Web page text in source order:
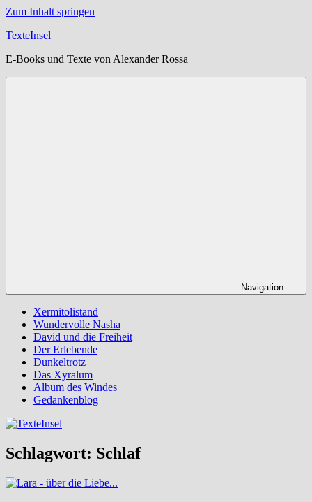
Zum Inhalt springen
TexteInsel
E-Books und Texte von Alexander Rossa
Navigation
Xermitolistand
Wundervolle Nasha
David und die Freiheit
Der Erlebende
Dunkeltrotz
Das Xyralum
Album des Windes
Gedankenblog
Schlagwort: Schlaf